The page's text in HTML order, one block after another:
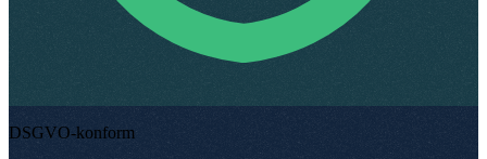
DSGVO-konform